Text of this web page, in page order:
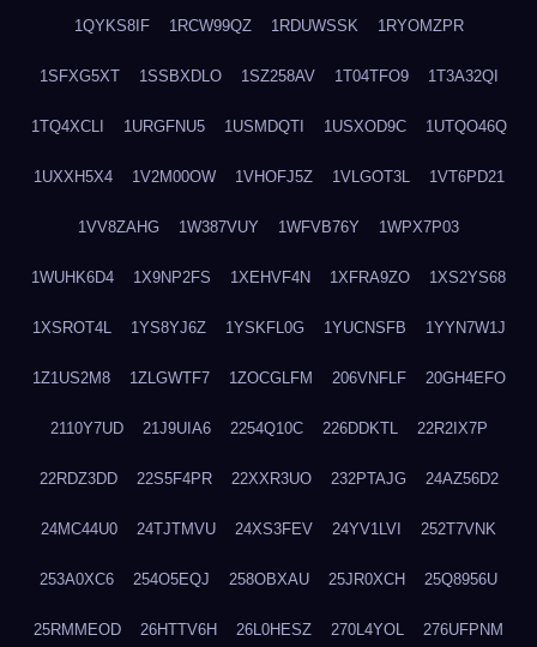
1QYKS8IF 1RCW99QZ 1RDUWSSK 1RYOMZPR
1SFXG5XT 1SSBXDLO 1SZ258AV 1T04TFO9 1T3A32QI
1TQ4XCLI 1URGFNU5 1USMDQTI 1USXOD9C 1UTQO46Q
1UXXH5X4 1V2M00OW 1VHOFJ5Z 1VLGOT3L 1VT6PD21
1VV8ZAHG 1W387VUY 1WFVB76Y 1WPX7P03
1WUHK6D4 1X9NP2FS 1XEHVF4N 1XFRA9ZO 1XS2YS68
1XSROT4L 1YS8YJ6Z 1YSKFL0G 1YUCNSFB 1YYN7W1J
1Z1US2M8 1ZLGWTF7 1ZOCGLFM 206VNFLF 20GH4EFO
2110Y7UD 21J9UIA6 2254Q10C 226DDKTL 22R2IX7P
22RDZ3DD 22S5F4PR 22XXR3UO 232PTAJG 24AZ56D2
24MC44U0 24TJTMVU 24XS3FEV 24YV1LVI 252T7VNK
253A0XC6 254O5EQJ 258OBXAU 25JR0XCH 25Q8956U
25RMMEOD 26HTTV6H 26L0HESZ 270L4YOL 276UFPNM